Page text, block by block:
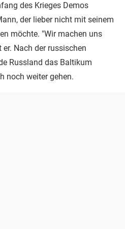
des Krieges Demos
der lieber nicht mit seinem
möchte. "Wir machen uns
Nach der russischen
Russland das Baltikum
noch weiter gehen.